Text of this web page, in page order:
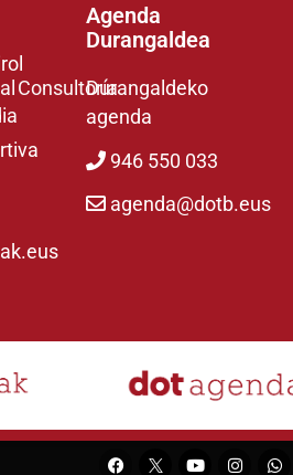
Consultoría
Agenda
Durangaldea
Durangaldeko
agenda
946 550 033
agenda@dotb.eus